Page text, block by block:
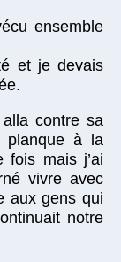
ensemble
et je devais
contre sa
planque à la
fois mais j’ai
vivre avec
aux gens qui
notre